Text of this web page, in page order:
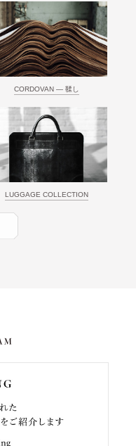
CORDOVAN ― 鞣し
LUGGAGE COLLECTION